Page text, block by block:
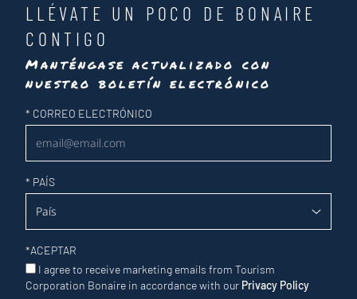
LLÉVATE UN POCO DE BONAIRE
CONTIGO
Manténgase actualizado con
nuestro boletín electrónico
Newsletter
* CORREO ELECTRÓNICO
* PAÍS
*ACEPTAR
I agree to receive marketing emails from Tourism
Corporation Bonaire in accordance with our Privacy Policy